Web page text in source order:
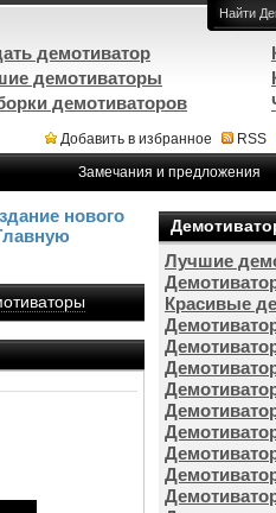
Добавить в избранное RSS
Замечания и предложения
нового
Лучшие
Красивые
демотиватор
демотиваторы
демотиваторов